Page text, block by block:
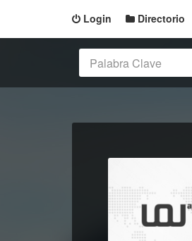
Login Directorio